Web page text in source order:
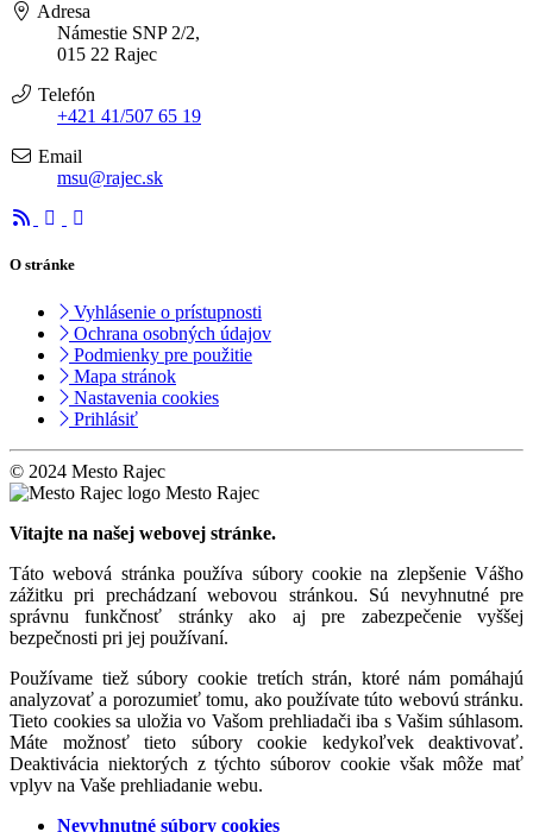
Adresa
Námestie SNP 2/2,
015 22 Rajec
Telefón
+421 41/507 65 19
Email
msu@rajec.sk
O stránke
Vyhlásenie o prístupnosti
Ochrana osobných údajov
Podmienky pre použitie
Mapa stránok
Nastavenia cookies
Prihlásiť
© 2024 Mesto Rajec
Mesto Rajec
Vitajte na našej webovej stránke.
Táto webová stránka používa súbory cookie na zlepšenie Vášho
zážitku pri prechádzaní webovou stránkou. Sú nevyhnutné pre
správnu funkčnosť stránky ako aj pre zabezpečenie vyššej
bezpečnosti pri jej používaní.
Používame tiež súbory cookie tretích strán, ktoré nám pomáhajú
analyzovať a porozumieť tomu, ako používate túto webovú stránku.
Tieto cookies sa uložia vo Vašom prehliadači iba s Vašim súhlasom.
Máte možnosť tieto súbory cookie kedykoľvek deaktivovať.
Deaktivácia niektorých z týchto súborov cookie však môže mať
vplyv na Vaše prehliadanie webu.
Nevyhnutné súbory cookies